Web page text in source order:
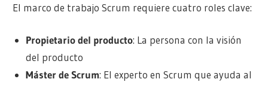
El marco de trabajo Scrum requiere cuatro roles clave:
Propietario del producto: La persona con la visión
del producto
Máster de Scrum: El experto en Scrum que ayuda al